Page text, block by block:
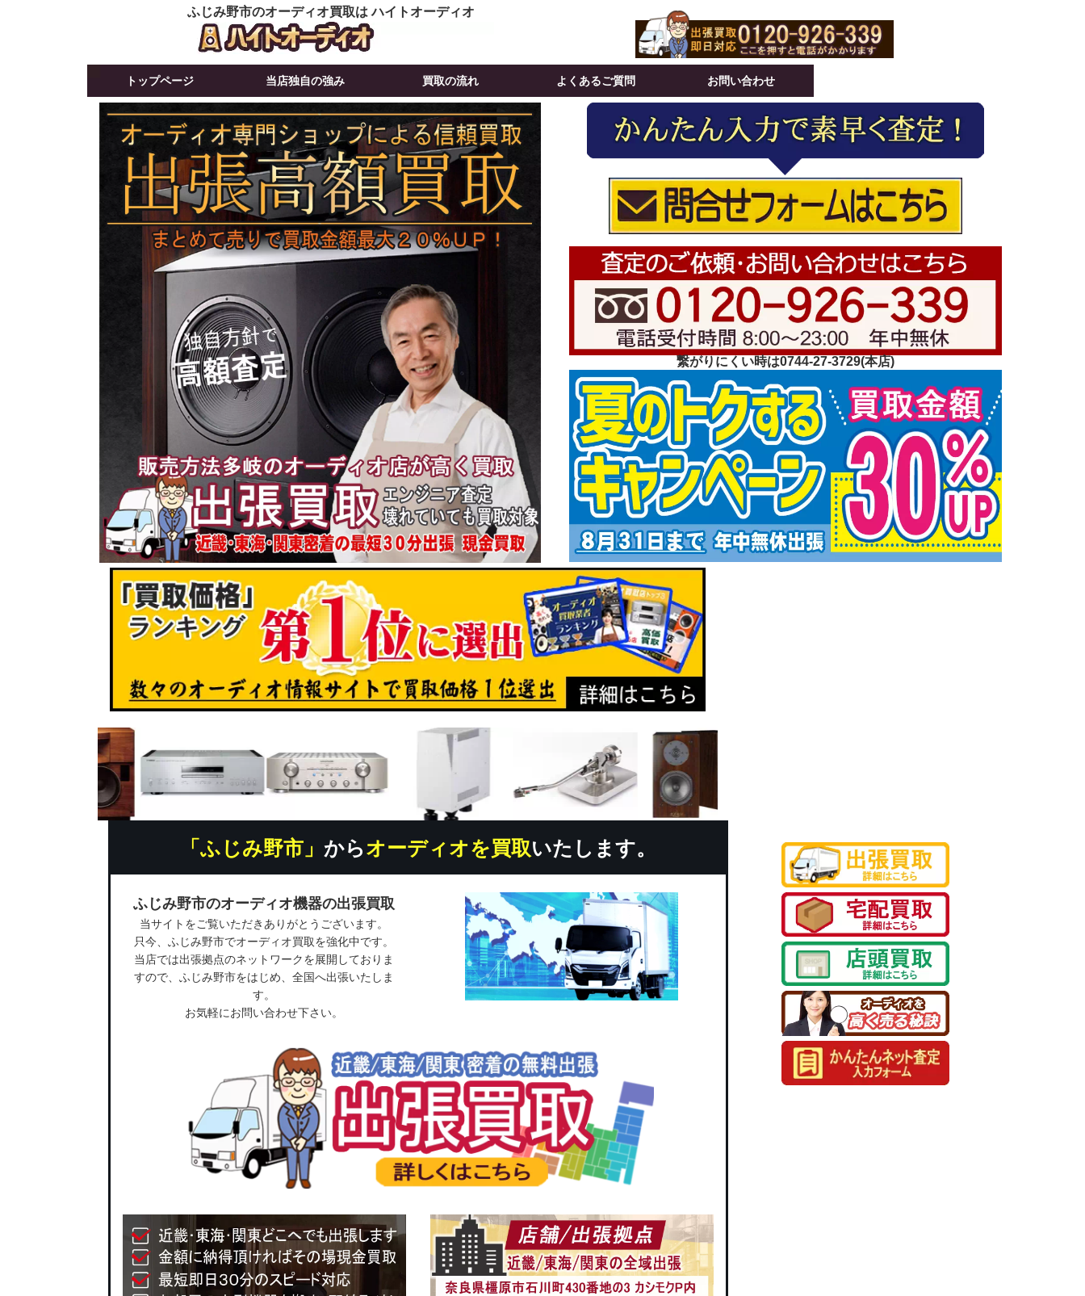
ふじみ野市のオーディオ買取は ハイトオーディオ
繋がりにくい時は0744-27-3729(本店)
「ふじみ野市」 からオーディオを買取いたします。
ふじみ野市のオーディオ機器の出張買取
当サイトをご覧いただきありがとうございます。
只今、ふじみ野市でオーディオ買取を強化中です。
当店では出張拠点のネットワークを展開しておりま
すので、ふじみ野市をはじめ、全国へ出張いたしま
す。
お気軽にお問い合わせ下さい。
トップページ 当店独自の強み 買取の流れ よくあるご質問 お問い合わせ